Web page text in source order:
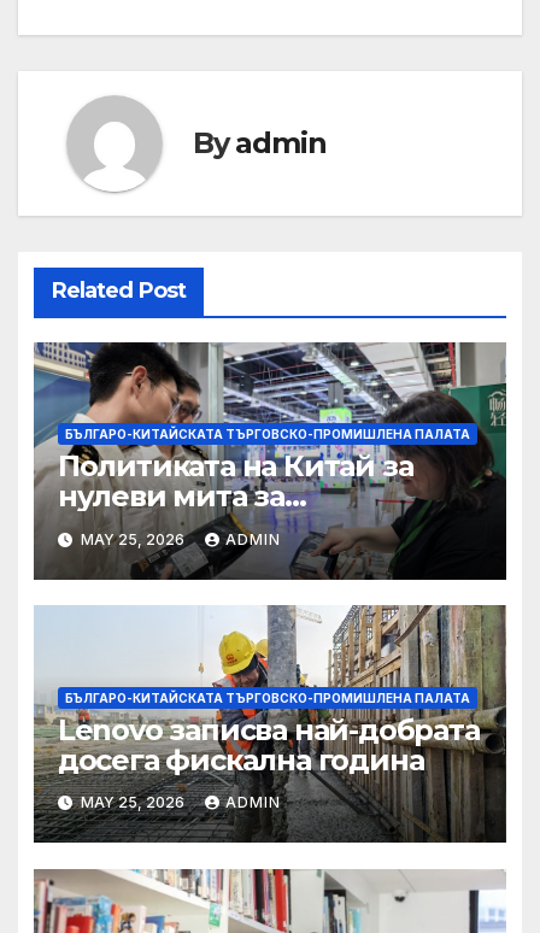
Byadmin
Related Post
БЪЛГАРО-КИТАЙСКАТА ТЪРГОВСКО-ПРОМИШЛЕНА ПАЛАТА
Политиката на Китай за
нулеви мита за
африканските страни е от
полза за кафе индустрията
MAY 25, 2026 ADMIN
БЪЛГАРО-КИТАЙСКАТА ТЪРГОВСКО-ПРОМИШЛЕНА ПАЛАТА
Lenovo записва най-добрата
досега фискална година
MAY 25, 2026 ADMIN